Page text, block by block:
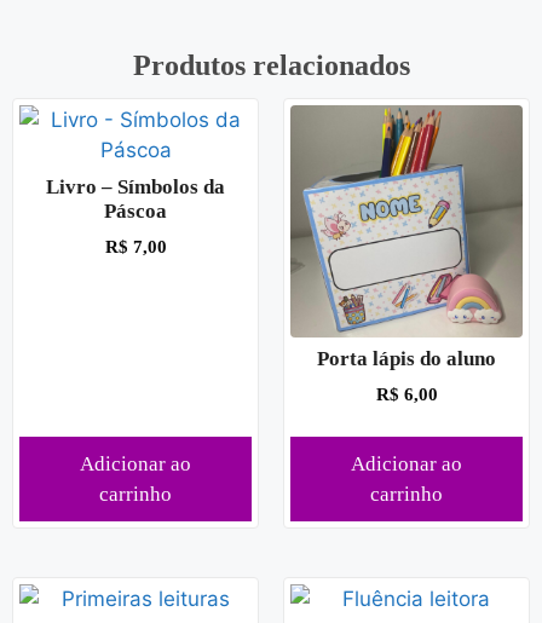
Produtos relacionados
Livro – Símbolos da
Páscoa
R$ 7,00
Adicionar ao
carrinho
Porta lápis do aluno
R$ 6,00
Adicionar ao
carrinho